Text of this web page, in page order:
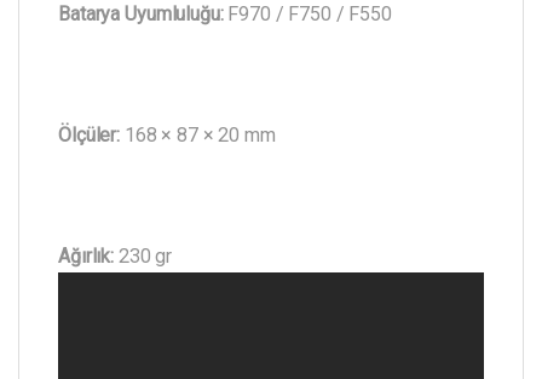
Batarya Uyumluluğu:F970 / F750 / F550
Ölçüler: 168 × 87 × 20 mm
Ağırlık: 230 gr